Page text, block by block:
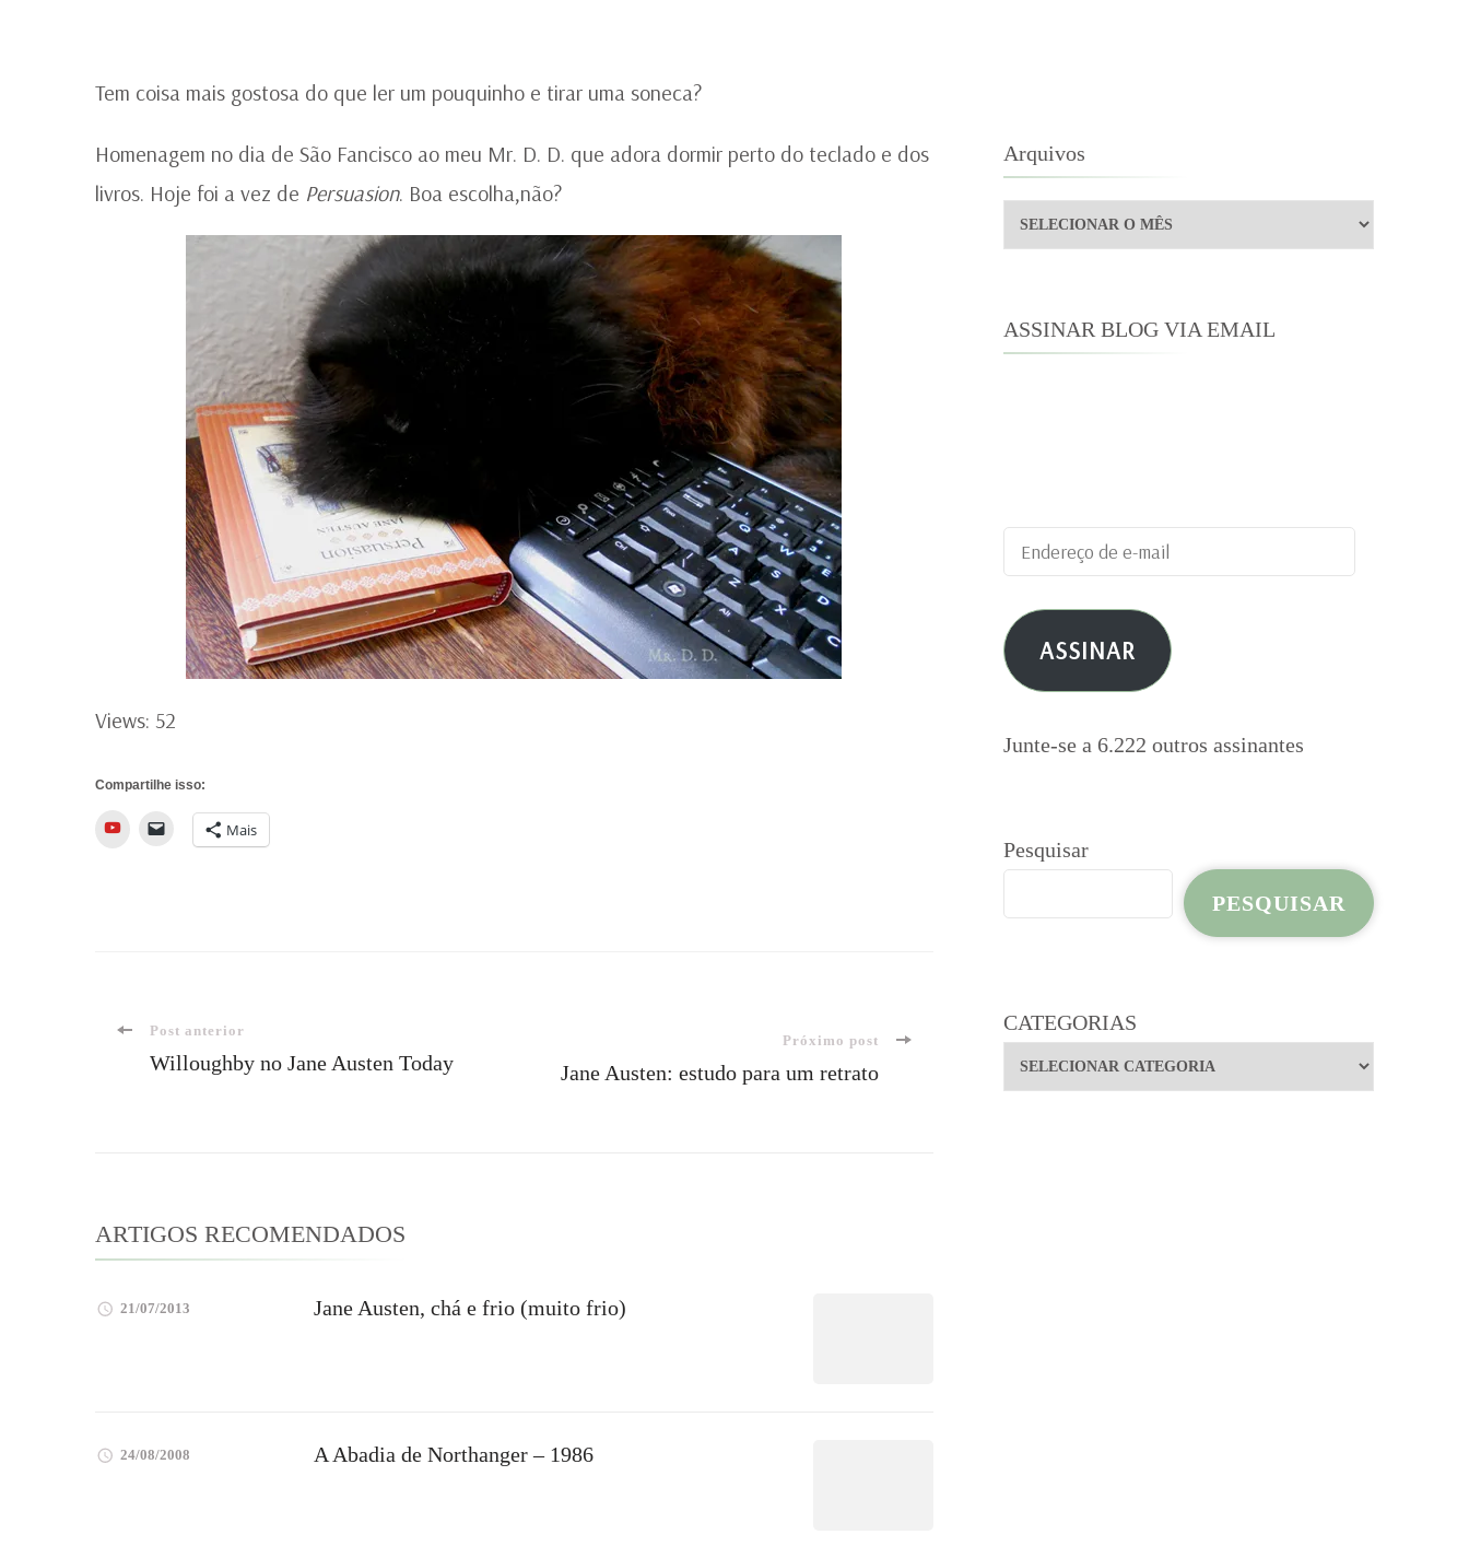
Tem coisa mais gostosa do que ler um pouquinho e tirar uma soneca?
Homenagem no dia de São Fancisco ao meu Mr. D. D. que adora dormir perto do teclado e dos
livros. Hoje foi a vez de Persuasion. Boa escolha,não?
Views: 52
Compartilhe isso:
YouTube Mais
Navegação
Post anterior
Willoughby no Jane Austen Today
Próximo post
Jane Austen: estudo para um retrato
ARTIGOS RECOMENDADOS
21/07/2013 Jane Austen, chá e frio (muito frio)
24/08/2008 A Abadia de Northanger – 1986
Arquivos
Arquivos
ASSINAR BLOG VIA EMAIL
Endereço
de
e-
mail ASSINAR
Junte-se a 6.222 outros assinantes
Pesquisar
PESQUISAR
CATEGORIAS